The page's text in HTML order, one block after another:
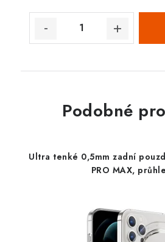
Podobné
Ultra tenké 0,5mm zadní
PRO MAX,